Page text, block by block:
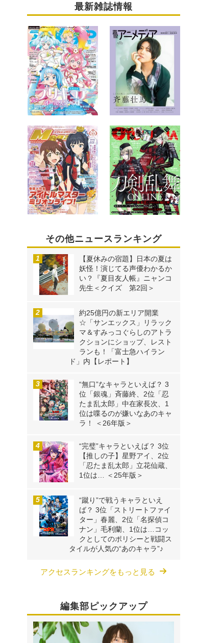
最新雑誌情報
その他ニュースランキング
【夏休みの宿題】日本の夏は
妖怪！演じてる声優わかるか
い？『夏目友人帳』ニャンコ
先生＜クイズ 第2回＞
約25億円の新エリア開業
☆「サンエックス」リラック
マ＆すみっコぐらしのアトラ
クションにショップ、レスト
ランも！「富士急ハイラン
ド」内【レポート】
“無口”なキャラといえば？ 3
位「銀魂」斉藤終、2位「忍
たま乱太郎」中在家長次、1
位は喋るのが嫌いなあのキャ
ラ！ ＜26年版＞
“完璧”キャラといえば？ 3位
【推しの子】星野アイ、2位
「忍たま乱太郎」立花仙蔵、
1位は… ＜25年版＞
“蹴り”で戦うキャラといえ
ば？ 3位「ストリートファイ
ター」春麗、2位「名探偵コ
ナン」毛利蘭、1位は…コッ
クとしてのポリシーと戦闘ス
タイルが人気の“あのキャラ”♪
アクセスランキングをもっと見る
編集部ピックアップ